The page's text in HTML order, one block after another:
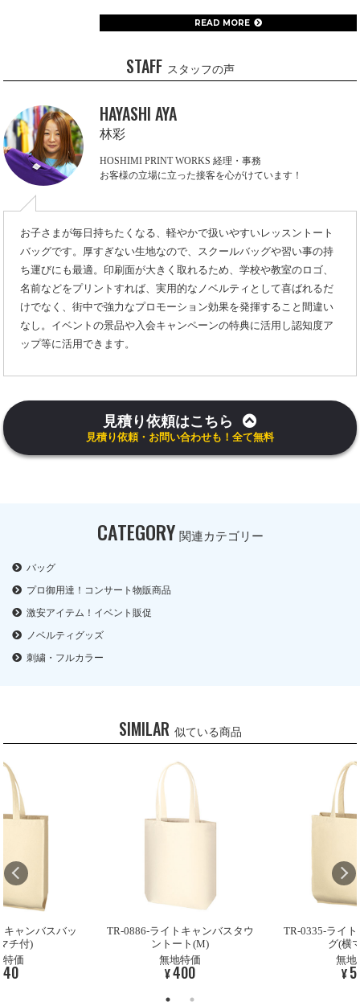
READ MORE
STAFF スタッフの声
HAYASHI AYA
林彩
HOSHIMI PRINT WORKS 経理・事務
お客様の立場に立った接客を心がけています！
お子さまが毎日持ちたくなる、軽やかで扱いやすいレッスントート
バッグです。厚すぎない生地なので、スクールバッグや習い事の持
ち運びにも最適。印刷面が大きく取れるため、学校や教室のロゴ、
名前などをプリントすれば、実用的なノベルティとして喜ばれるだ
けでなく、街中で強力なプロモーション効果を発揮すること間違い
なし。イベントの景品や入会キャンペーンの特典に活用し認知度ア
ップ等に活用できます。
見積り依頼はこちら
見積り依頼・お問い合わせも！全て無料
CATEGORY 関連カテゴリー
バッグ
プロ御用達！コンサート物販商品
激安アイテム！イベント販促
ノベルティグッズ
刺繍・フルカラー
SIMILAR 似ている商品
キャンバスタウ
ト(M)
特価
TR-0335-ライトキャンバスバッ
グ(横マチ付)
無地特価
¥540
TR-0886-ライ
ント
無地
¥